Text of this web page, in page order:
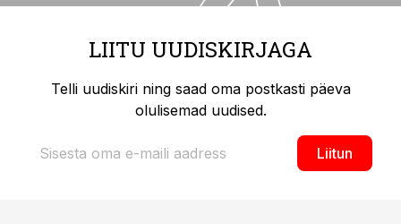
LIITU UUDISKIRJAGA
Telli uudiskiri ning saad oma postkasti päeva
olulisemad uudised.
Liitun